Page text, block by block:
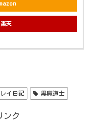
楽天
イ日記 黒魔道士
ンク